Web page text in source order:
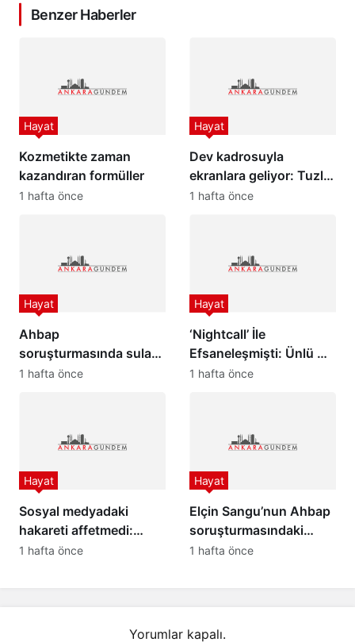
Benzer Haberler
Kozmetikte zaman
kazandıran formüller
Hayat
1 hafta önce
Dev kadrosuyla
ekranlara geliyor: Tuzlu
Kahve dizisi yıldızları
Hayat
1 hafta önce
Ahbap
soruşturmasında sular
durulmuyor: Hayko
Hayat
1 hafta önce
‘Nightcall’ İle
Efsaneleşmişti: Ünlü DJ
Kavinsky Paris’te ölü
Hayat
1 hafta önce
Sosyal medyadaki
hakareti affetmedi:
Meltem Cumbul’dan 30
Hayat
1 hafta önce
Elçin Sangu’nun Ahbap
soruşturmasındaki
ifadesi ortaya çıktı: “İyi
Hayat
1 hafta önce
Yorumlar kapalı.